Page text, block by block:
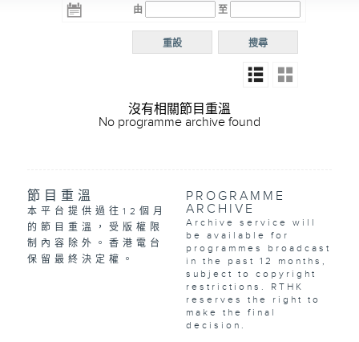
電台 電台
R5
電台
普通
由 至
搜尋
重設
沒有相關節目重溫
No programme archive found
節目重溫
本平台提供過往12個月
的節目重溫，受版權限
制內容除外。香港電台
保留最終決定權。
PROGRAMME
ARCHIVE
Archive service will
be available for
programmes broadcast
in the past 12 months,
subject to copyright
restrictions. RTHK
reserves the right to
make the final
decision.